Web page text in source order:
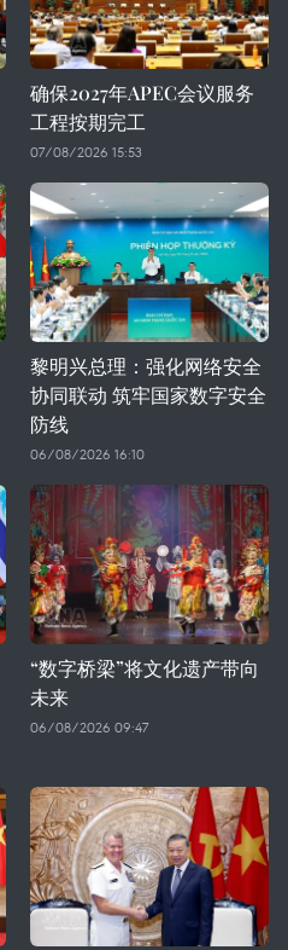
确保2027年APEC会议服务
工程按期完工
07/08/2026 15:53
黎明兴总理：强化网络安全
协同联动 筑牢国家数字安全
防线
06/08/2026 16:10
“数字桥梁”将文化遗产带向
未来
06/08/2026 09:47